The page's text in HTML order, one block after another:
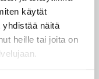
käytät
näitä
heille tai joita on